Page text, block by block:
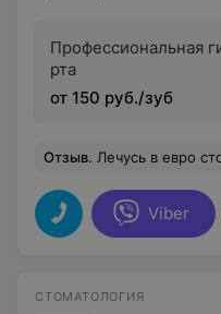
Профессиональная
рта
от 150 руб./зуб
Отзыв. Лечусь в евро
Viber
СТОМАТОЛОГИЯ